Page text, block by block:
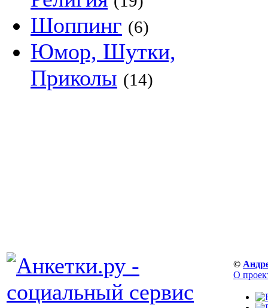
Шоппинг (6)
Юмор, Шутки,
Приколы (14)
©
О